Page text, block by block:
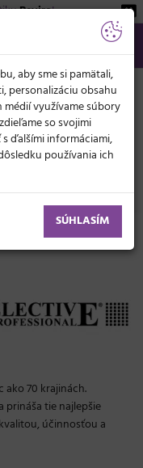
Beviro!
€
ako 70 krajinách.
prináša tie najlepšie
účinnosťou a
aby sme si pamätali,
personalizáciu obsahu
využívame súbory
so svojimi
ďalšími informáciami,
používania ich
SÚHLASÍM